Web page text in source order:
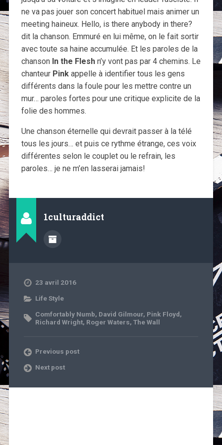
ne va pas jouer son concert habituel mais animer un
meeting haineux. Hello, is there anybody in there?
dit la chanson. Emmuré en lui même, on le fait sortir
avec toute sa haine accumulée. Et les paroles de la
chanson In the Fleshn’y vont pas par 4 chemins. Le
chanteur Pinkappelle à identifier tous les gens
différents dans la foule pour les mettre contre un
mur… paroles fortes pour une critique explicite de la
folie des hommes.
Une chanson éternelle qui devrait passer à la télé
tous les jours… et puis ce rythme étrange, ces voix
différentes selon le couplet ou le refrain, les
paroles… je ne m’en lasserai jamais!
1culturaddict
23 avril 2016
Life Style
Comfortably Numb, David Gilmour, Pink Floyd,
Richard Wright, Roger Waters, The Wall
Previous post
Next post